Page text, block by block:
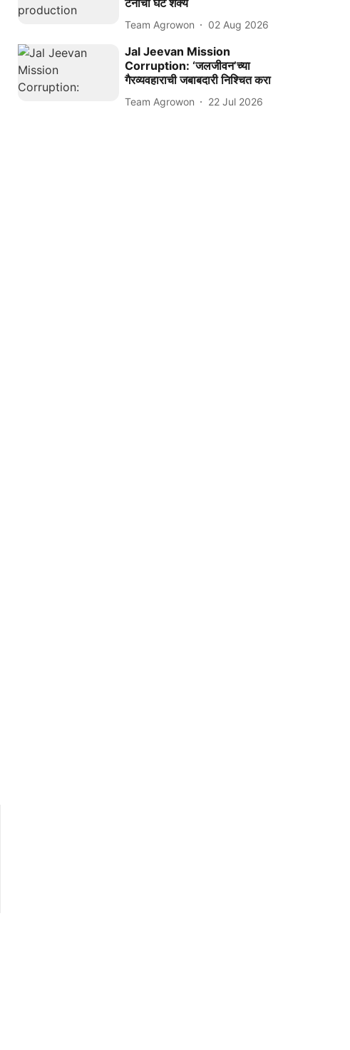
टनांची घट शक्य
Team Agrowon 02 Aug 2026
Jal Jeevan Mission
Corruption: ‘जलजीवन’च्या
गैरव्यवहाराची जबाबदारी निश्‍चित करा
Team Agrowon 22 Jul 2026